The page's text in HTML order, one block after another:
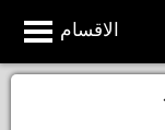
الاقسام